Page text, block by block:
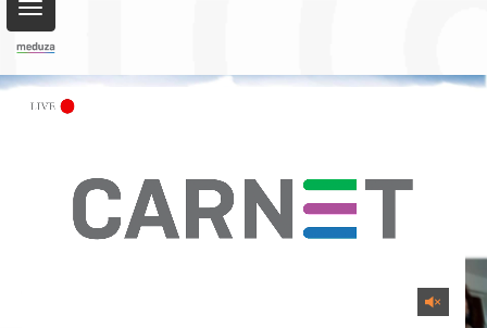
Toggle
navigation